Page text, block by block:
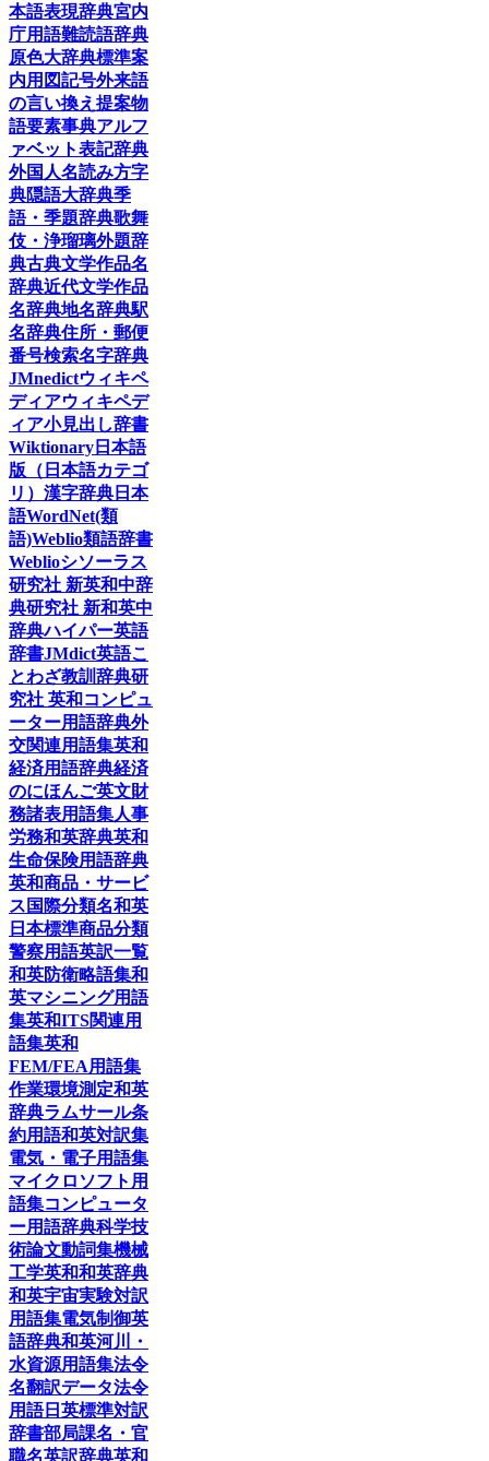
本語表現辞典宮内
庁用語難読語辞典
原色大辞典標準案
内用図記号外来語
の言い換え提案物
語要素事典アルフ
ァベット表記辞典
外国人名読み方字
典隠語大辞典季
語・季題辞典歌舞
伎・浄瑠璃外題辞
典古典文学作品名
辞典近代文学作品
名辞典地名辞典駅
名辞典住所・郵便
番号検索名字辞典
JMnedictウィキペ
ディアウィキペデ
ィア小見出し辞書
Wiktionary日本語
版（日本語カテゴ
リ） 漢字辞典 日本
語WordNet(類
語)Weblio類語辞書
Weblioシソーラス
研究社 新英和中辞
典研究社 新和英中
辞典ハイパー英語
辞書JMdict英語こ
とわざ教訓辞典研
究社 英和コンピュ
ーター用語辞典外
交関連用語集英和
経済用語辞典経済
のにほんご英文財
務諸表用語集人事
労務和英辞典英和
生命保険用語辞典
英和商品・サービ
ス国際分類名和英
日本標準商品分類
警察用語英訳一覧
和英防衛略語集和
英マシニング用語
集英和ITS関連用
語集英和
FEM/FEA用語集
作業環境測定和英
辞典ラムサール条
約用語和英対訳集
電気・電子用語集
マイクロソフト用
語集コンピュータ
ー用語辞典科学技
術論文動詞集機械
工学英和和英辞典
和英宇宙実験対訳
用語集電気制御英
語辞典和英河川・
水資源用語集法令
名翻訳データ法令
用語日英標準対訳
辞書部局課名・官
職名英訳辞典英和